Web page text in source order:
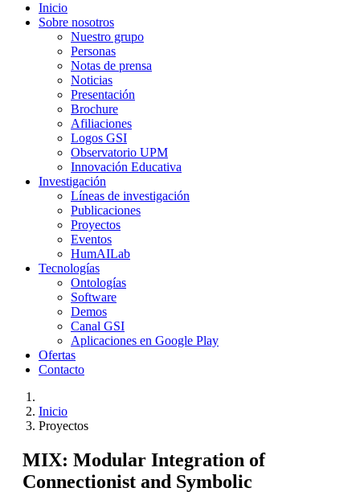
Inicio
Sobre nosotros
Nuestro grupo
Personas
Notas de prensa
Noticias
Presentación
Brochure
Afiliaciones
Logos GSI
Observatorio UPM
Innovación Educativa
Investigación
Líneas de investigación
Publicaciones
Proyectos
Eventos
HumAILab
Tecnologías
Ontologías
Software
Demos
Canal GSI
Aplicaciones en Google Play
Ofertas
Contacto
Inicio
Proyectos
MIX: Modular Integration of
Connectionist and Symbolic